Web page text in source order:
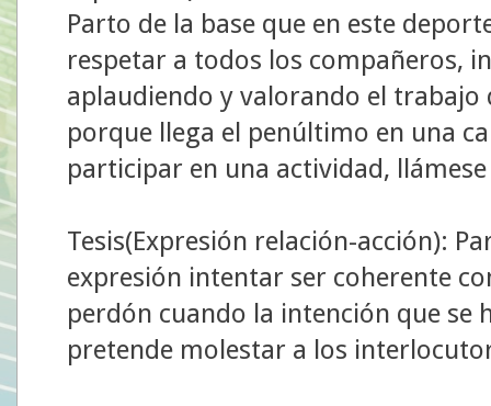
Parto de la base que en este
respetar a todos los compañeros,
aplaudiendo y valorando el trabajo
porque llega el penúltimo en una
participar en una actividad,
Tesis(Expresión relación-acción):
expresión intentar ser coherente
perdón cuando la intención que se
pretende molestar a los